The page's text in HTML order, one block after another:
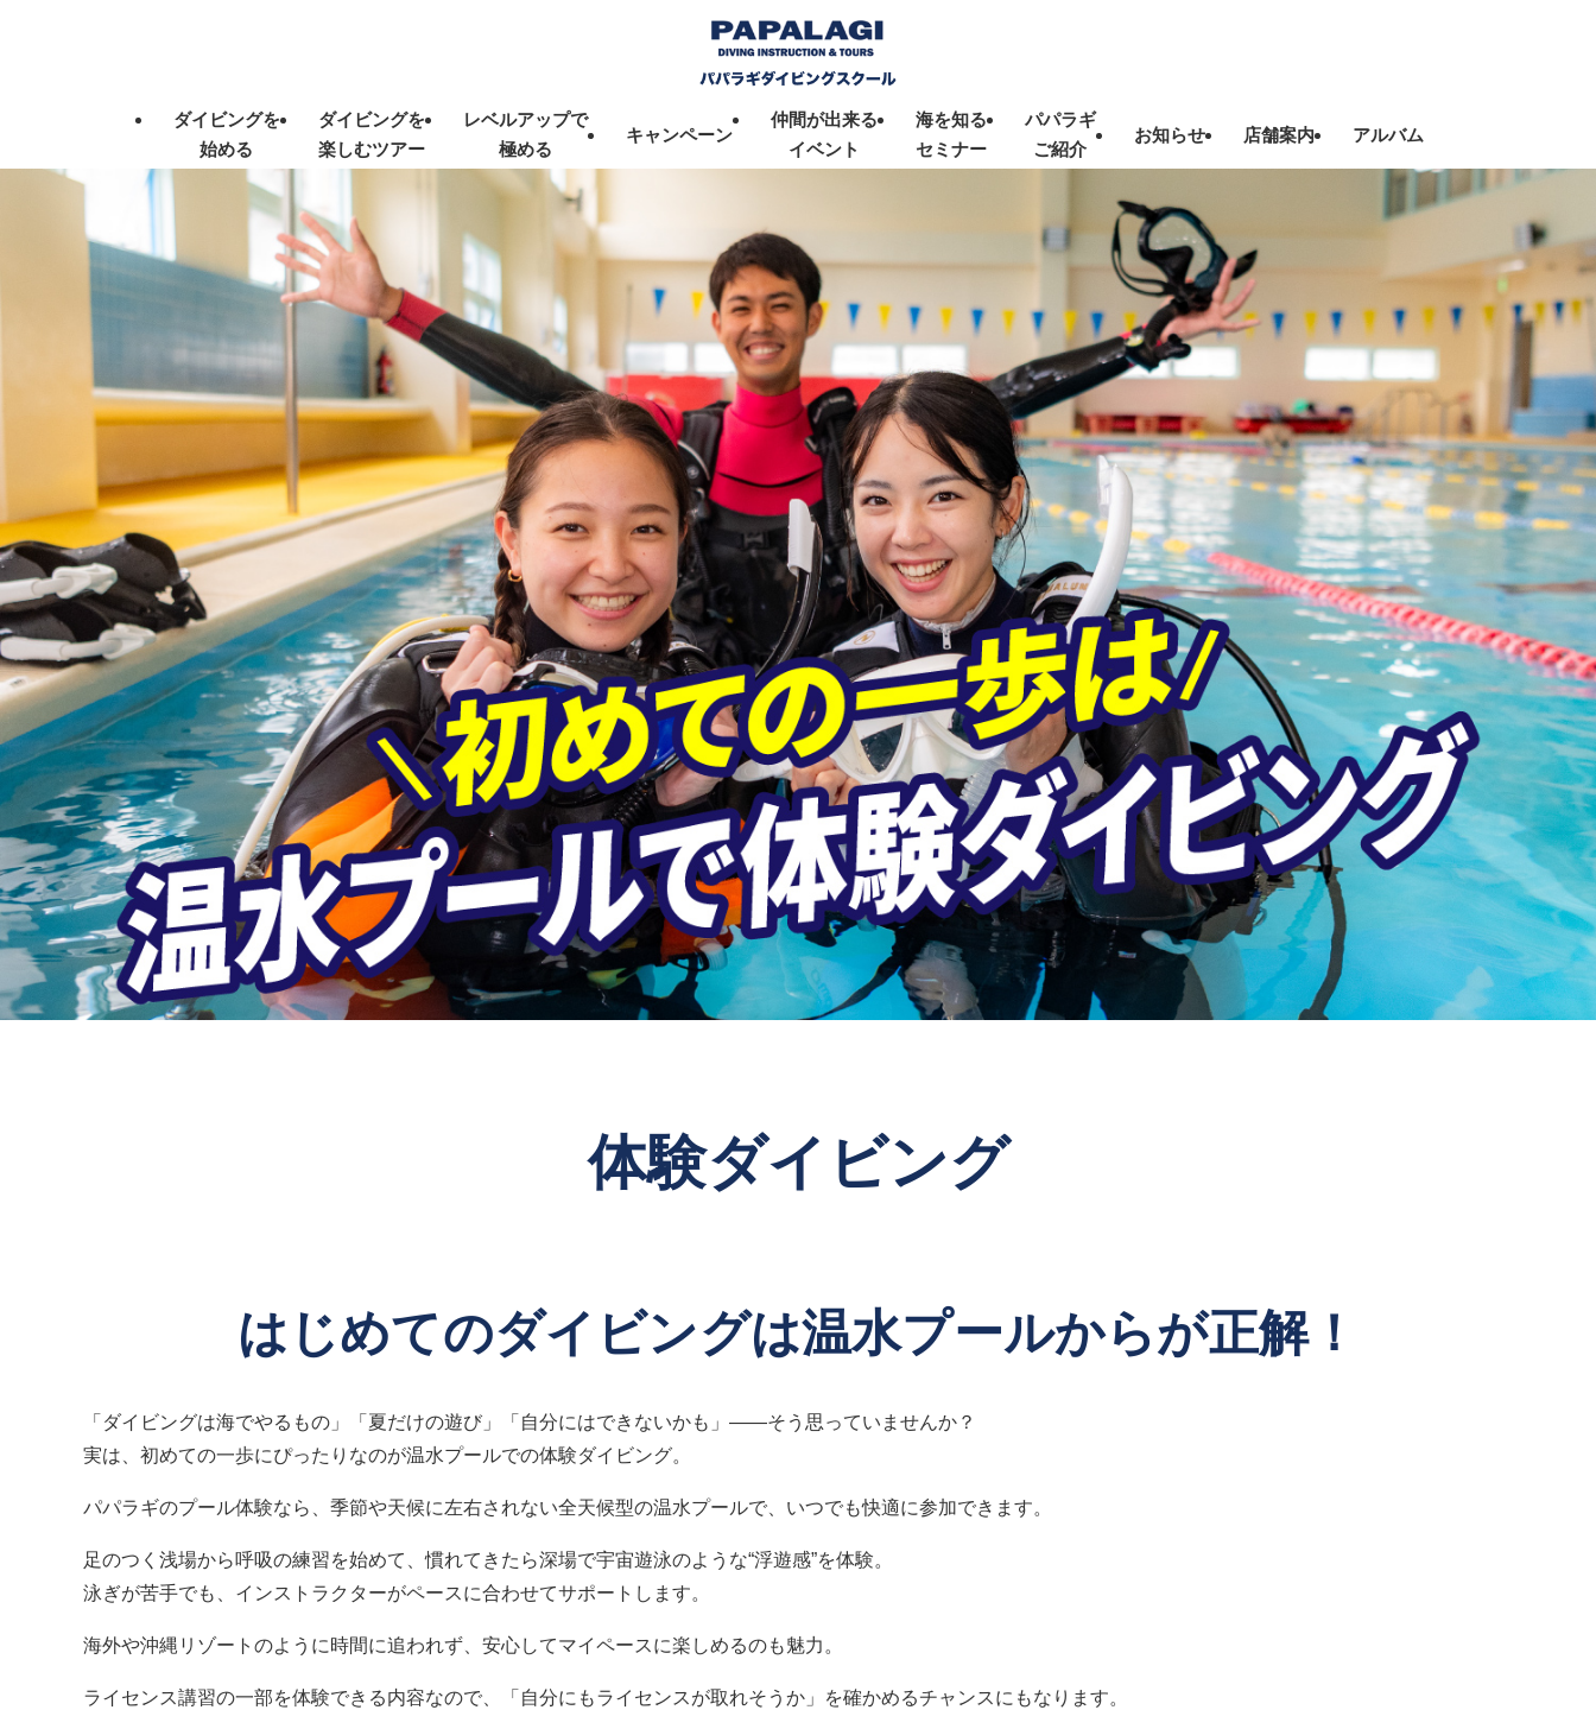
ダイビングを
始める
ダイビングを
楽しむツアー
レベルアップで
極める
キャンペーン
仲間が出来る
イベント
海を知る
セミナー
パパラギ
ご紹介
お知らせ 店舗案内 アルバム
体験ダイビング
はじめてのダイビングは温水プールからが正解！
「ダイビングは海でやるもの」「夏だけの遊び」「自分にはできないかも」――そう思っていませんか？
実は、初めての一歩にぴったりなのが温水プールでの体験ダイビング。
パパラギのプール体験なら、季節や天候に左右されない全天候型の温水プールで、いつでも快適に参加できます。
足のつく浅場から呼吸の練習を始めて、慣れてきたら深場で宇宙遊泳のような“浮遊感”を体験。
泳ぎが苦手でも、インストラクターがペースに合わせてサポートします。
海外や沖縄リゾートのように時間に追われず、安心してマイペースに楽しめるのも魅力。
ライセンス講習の一部を体験できる内容なので、「自分にもライセンスが取れそうか」を確かめるチャンスにもなります。